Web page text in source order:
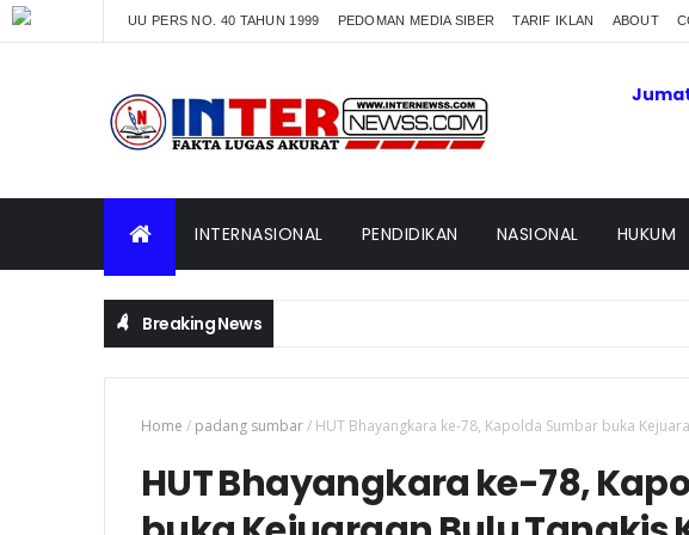
UU PERS NO. 40 TAHUN 1999 PEDOMAN MEDIA SIBER TARIF IKLAN ABOUT
INTERNASIONAL PENDIDIKAN NASIONAL HUKUM
Breaking News
Home / padang sumbar/ HUT Bhayangkara ke-78, Kapolda Sumbar buka
HUT Bhayangkara ke-78,